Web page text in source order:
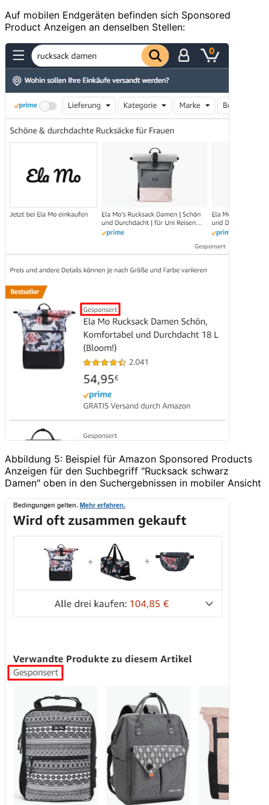
Auf mobilen Endgeräten befinden sich Sponsored
Product Anzeigen an denselben Stellen:
Abbildung 5: Beispiel für Amazon Sponsored Products
Anzeigen für den Suchbegriff "Rucksack schwarz
Damen" oben in den Suchergebnissen in mobiler Ansicht